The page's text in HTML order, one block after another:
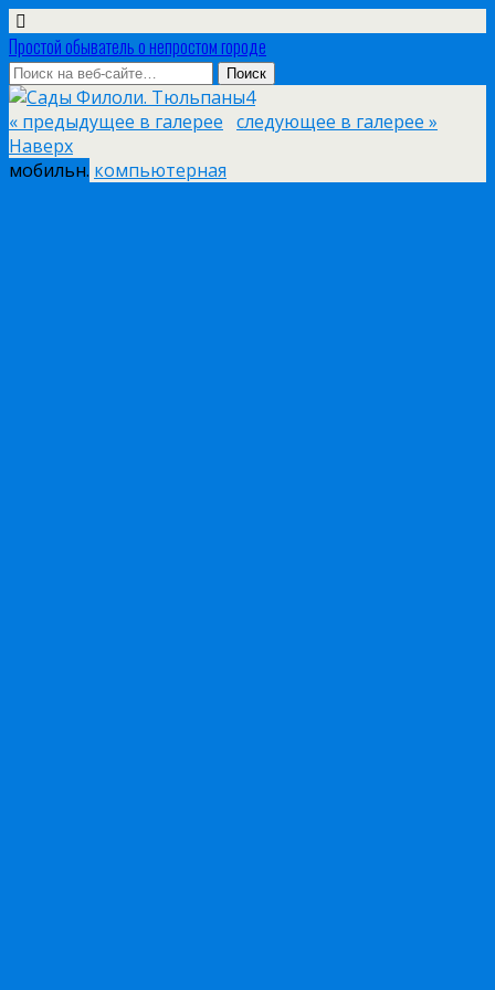
Простой обыватель о непростом городе
« предыдущее в галерее следующее в галерее »
Наверх
мобильн. компьютерная